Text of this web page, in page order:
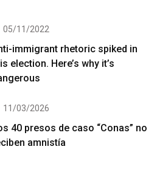
05/11/2022
immigrant rhetoric spiked in
election. Here’s why it’s
11/03/2026
40 presos de caso “Conas” no
amnistía